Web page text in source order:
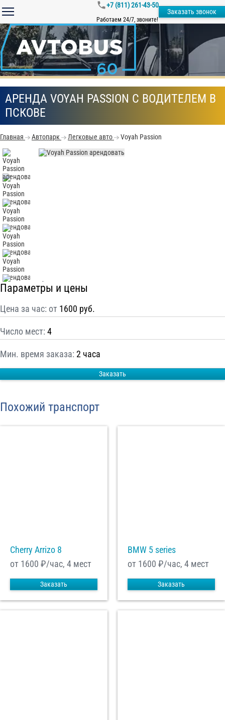
+7 (811) 261-43-50
Работаем 24/7, звоните!
Заказать звонок
АРЕНДА VOYAH PASSION С ВОДИТЕЛЕМ В
ПСКОВЕ
Главная Автопарк Легковые авто Voyah Passion
Параметры и цены
Цена за час: от 1600 руб.
Число мест: 4
Мин. время заказа: 2 часа
Заказать
Похожий транспорт
Cherry Arrizo 8
от 1600 ₽/час, 4 мест
Заказать
BMW 5 series
от 1600 ₽/час, 4 мест
Заказать